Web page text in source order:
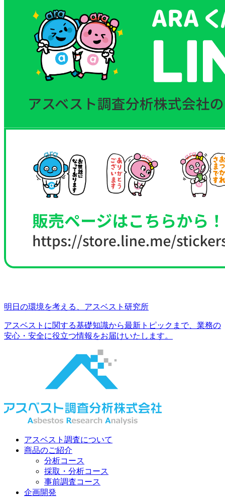
明日の環境を考える、アスベスト研究所
アスベストに関する基礎知識から最新トピックまで、 業務の
安心・安全に役立つ情報をお届けいたします。
アスベスト調査について
商品のご紹介
分析コース
採取・分析コース
事前調査コース
企画開発